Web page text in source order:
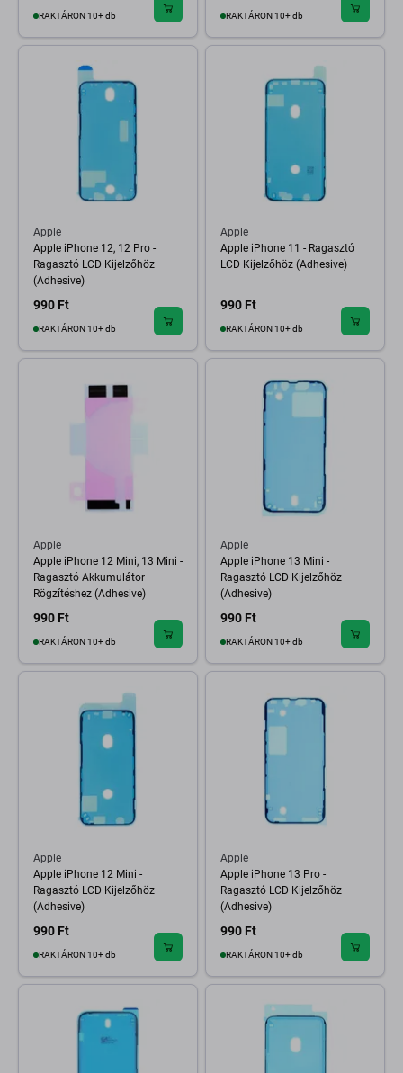
RAKTÁRON 10+ db RAKTÁRON 10+ db
Apple
Apple iPhone 12, 12 Pro -
Ragasztó LCD Kijelzőhöz
(Adhesive)
990 Ft
RAKTÁRON 10+ db
Apple
Apple iPhone 11 - Ragasztó
LCD Kijelzőhöz (Adhesive)
990 Ft
RAKTÁRON 10+ db
Apple
Apple iPhone 12 Mini, 13 Mini -
Ragasztó Akkumulátor
Rögzítéshez (Adhesive)
990 Ft
RAKTÁRON 10+ db
Apple
Apple iPhone 13 Mini -
Ragasztó LCD Kijelzőhöz
(Adhesive)
990 Ft
RAKTÁRON 10+ db
Apple
Apple iPhone 12 Mini -
Ragasztó LCD Kijelzőhöz
(Adhesive)
990 Ft
RAKTÁRON 10+ db
Apple
Apple iPhone 13 Pro -
Ragasztó LCD Kijelzőhöz
(Adhesive)
990 Ft
RAKTÁRON 10+ db